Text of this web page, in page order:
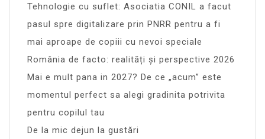
Tehnologie cu suflet: Asociatia CONIL a facut
pasul spre digitalizare prin PNRR pentru a fi
mai aproape de copiii cu nevoi speciale
România de facto: realități și perspective 2026
Mai e mult pana in 2027? De ce „acum” este
momentul perfect sa alegi gradinita potrivita
pentru copilul tau
De la mic dejun la gustări